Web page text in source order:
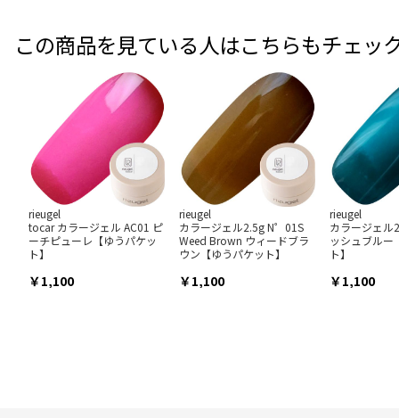
この商品を見ている人はこちらもチェッ
rieugel
tocar カラージェル AC01 ピ
ーチピューレ【ゆうパケッ
ト】
1,100
rieugel
カラージェル2.5g N゜01S
Weed Brown ウィードブラ
ウン【ゆうパケット】
1,100
rieugel
カラージェル
ッシュブルー
ト】
1,100